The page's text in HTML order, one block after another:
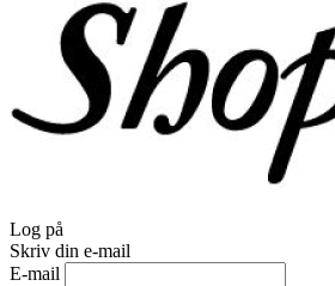
Log på
Skriv din e-mail
E-mail